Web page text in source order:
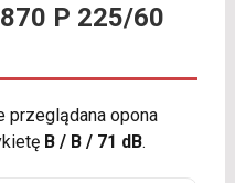
P 225/60
przeglądana opona
B / B / 71 dB.